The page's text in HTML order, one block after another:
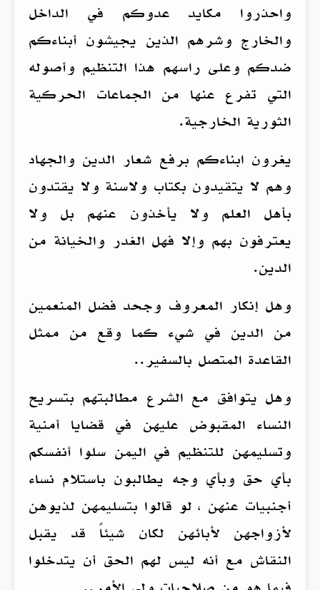
واحذروا مكايد عدوكم في الداخل
والخارج وشرهم الذين يجيشون أبناءكم
ضدكم وعلى راسهم هذا التنظيم وأصوله
التي تفرع عنها من الجماعات الحركية
الثورية الخارجية.
يغرون ابناءكم برفع شعار الدين والجهاد
وهم لا يتقيدون بكتاب ولاسنة ولا يقتدون
بأهل العلم ولا يأخذون عنهم بل ولا
يعترفون بهم وإلا فهل الغدر والخيانة من
الدين.
وهل إنكار المعروف وجحد فضل المنعمين
من الدين في شيء كما وقع من ممثل
القاعدة المتصل بالسفير..
وهل يتوافق مع الشرع مطالبتهم بتسريح
النساء المقبوض عليهن في قضايا أمنية
وتسليمهن للتنظيم في اليمن سلوا أنفسكم
بأي حق وبأي وجه يطالبون باستلام نساء
أجنبيات عنهن ، لو قالوا بتسليمهن لذيوهن
لأزواجهن لأبائهن لكان شيئاً قد يقبل
النقاش مع أنه ليس لهم الحق أن يتدخلوا